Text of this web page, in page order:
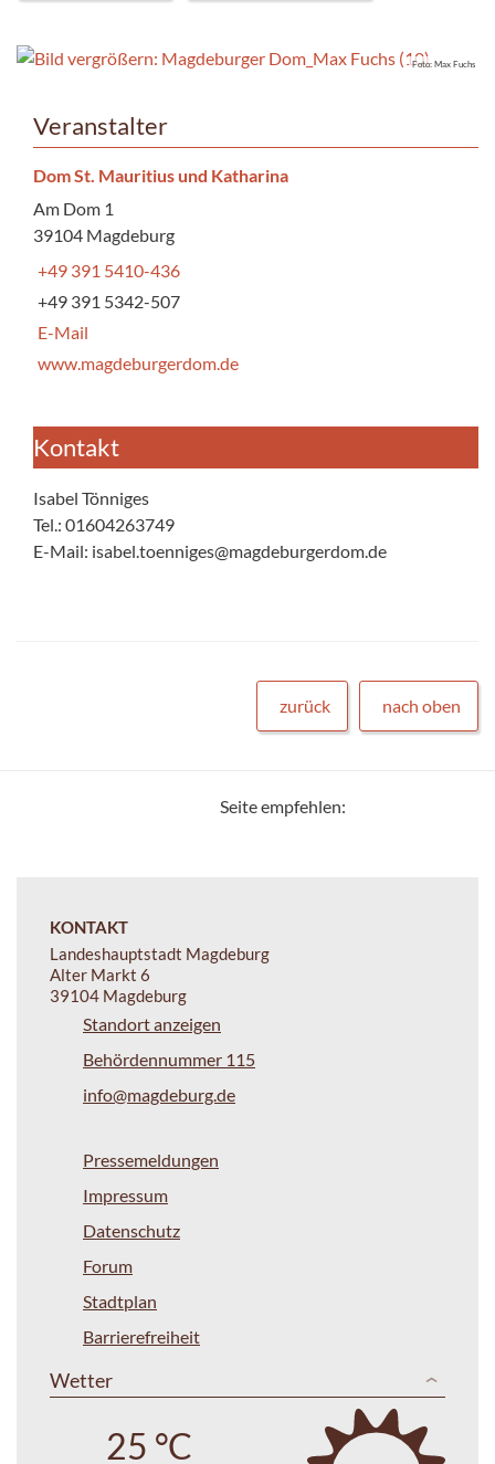
Foto: Max Fuchs
Veranstalter
Dom St. Mauritius und Katharina
Am Dom 1
39104 Magdeburg
+49 391 5410-436
+49 391 5342-507
E-Mail
www.magdeburgerdom.de
Kontakt
Isabel Tönniges
Tel.: 01604263749
E-Mail: isabel.toenniges@magdeburgerdom.de
zurück nach oben
Seite empfehlen:
KONTAKT
Landeshauptstadt Magdeburg
Alter Markt 6
39104 Magdeburg
Standort anzeigen
Behördennummer 115
info@magdeburg.de
Pressemeldungen
Impressum
Datenschutz
Forum
Stadtplan
Barrierefreiheit
Wetter
25 °C